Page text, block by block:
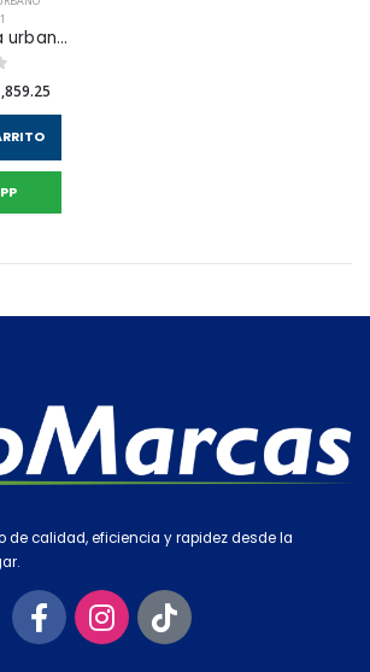
puma - zapatilla urbana carina 3.0 luxe para mujer
de calidad, eficiencia y rapidez desde la